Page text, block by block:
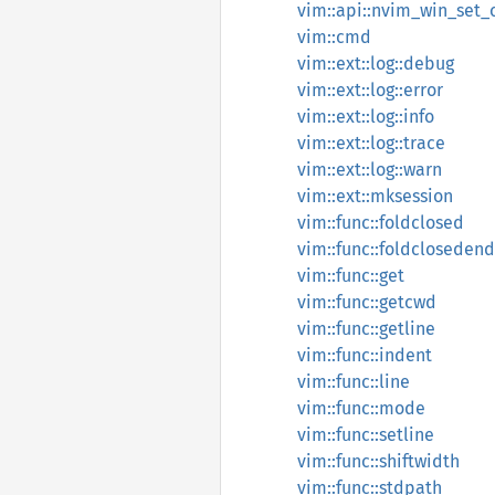
vim::cmd
vim::ext::log::debug
vim::ext::log::error
vim::ext::log::info
vim::ext::log::trace
vim::ext::log::warn
vim::ext::mksession
vim::func::foldclosed
vim::func::foldclosedend
vim::func::get
vim::func::getcwd
vim::func::getline
vim::func::indent
vim::func::line
vim::func::mode
vim::func::setline
vim::func::shiftwidth
vim::func::stdpath